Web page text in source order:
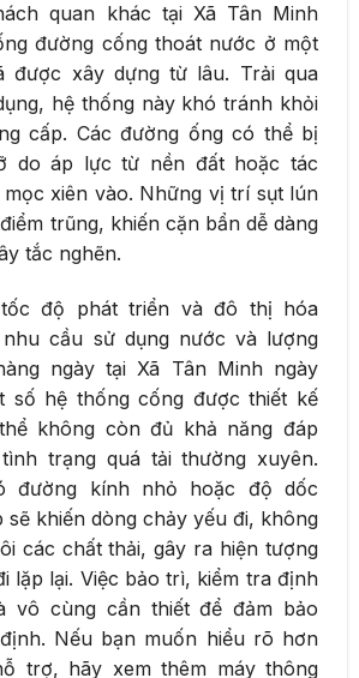
quan khác tại Xã Tân Minh
đường cống thoát nước ở một
được xây dựng từ lâu. Trải qua
hệ thống này khó tránh khỏi
cấp. Các đường ống có thể bị
do áp lực từ nền đất hoặc tác
xiên vào. Những vị trí sụt lún
trũng, khiến cặn bẩn dễ dàng
tắc nghẽn.
độ phát triển và đô thị hóa
cầu sử dụng nước và lượng
ngày tại Xã Tân Minh ngày
số hệ thống cống được thiết kế
không còn đủ khả năng đáp
trạng quá tải thường xuyên.
đường kính nhỏ hoặc độ dốc
sẽ khiến dòng chảy yếu đi, không
các chất thải, gây ra hiện tượng
lặp lại. Việc bảo trì, kiểm tra định
vô cùng cần thiết để đảm bảo
Nếu bạn muốn hiểu rõ hơn
trợ, hãy xem thêm máy thông